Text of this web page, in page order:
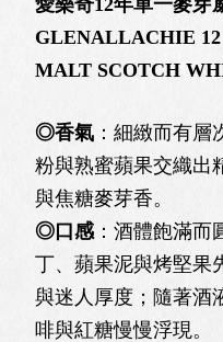
GLENALLACHIE
MALT SCOTCH
◎香氣 ：細緻而有
粉與熟蜜蘋果交織出
與焦糖麥芽香。
◎口感 ：酒體飽滿
丁、蘋果泥與烤堅果
與迷人厚度；隨著酒
啡與紅糖慢慢浮現。